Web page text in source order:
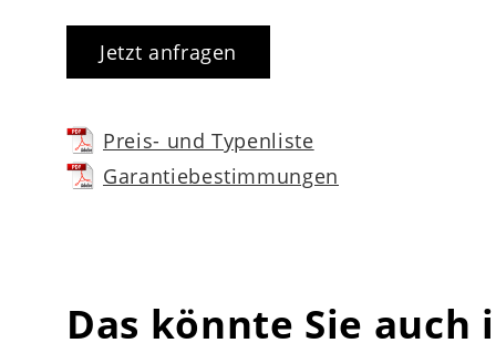
Liegegefühl und empfohlenes
Schlafgewohnheiten analysieren
Jetzt anfragen
Preis- und Typenliste
Garantiebestimmungen
Das könnte Sie auch